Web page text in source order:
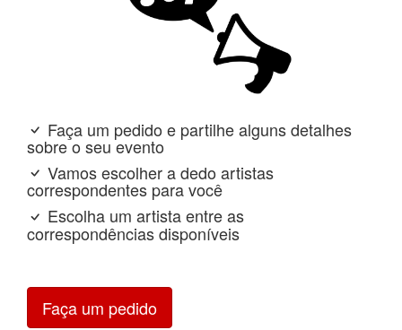
Faça um pedido e partilhe alguns detalhes
sobre o seu evento
Vamos escolher a dedo artistas
correspondentes para você
Escolha um artista entre as
correspondências disponíveis
Faça um pedido